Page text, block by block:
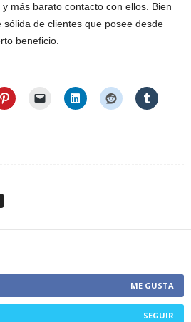
más barato contacto con ellos. Bien
de clientes que posee desde
beneficio.
ME GUSTA
SEGUIR